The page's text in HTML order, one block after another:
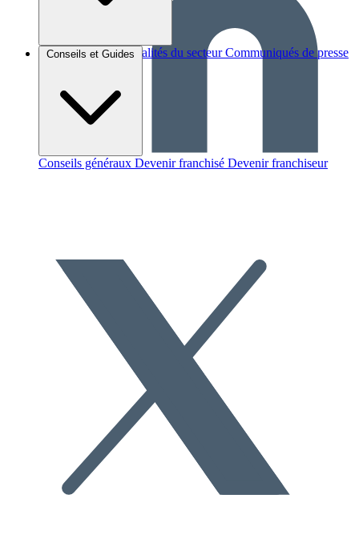
Brèves et actus Actualités du secteur Communiqués de presse
Conseils et Guides
Conseils généraux Devenir franchisé Devenir franchiseur